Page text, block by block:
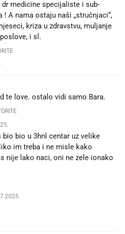
medicine specijaliste i sub-
! A nama ostaju naši „stručnjaci“,
kriza u zdravstvu, muljanje
i sl.
te love. ostalo vidi samo Bara.
bio u 3hnl centar uz velike
im treba i ne misle kako
nije lako naci, oni ne zele ionako